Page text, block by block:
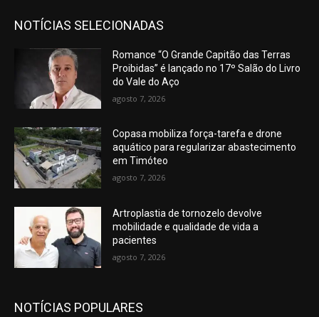
NOTÍCIAS SELECIONADAS
Romance “O Grande Capitão das Terras
Proibidas” é lançado no 17º Salão do Livro
do Vale do Aço
agosto 7, 2026
Copasa mobiliza força-tarefa e drone
aquático para regularizar abastecimento
em Timóteo
agosto 7, 2026
Artroplastia de tornozelo devolve
mobilidade e qualidade de vida a
pacientes
agosto 7, 2026
NOTÍCIAS POPULARES